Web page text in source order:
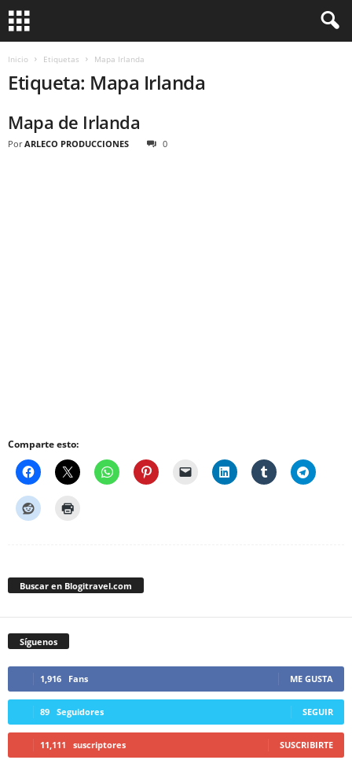
Inicio Etiquetas Mapa Irlanda
Etiqueta: Mapa Irlanda
Mapa de Irlanda
Por ARLECO PRODUCCIONES 0
Comparte esto:
Buscar en Blogitravel.com
Síguenos
1,916 Fans ME GUSTA
89 Seguidores SEGUIR
11,111 suscriptores SUSCRIBIRTE